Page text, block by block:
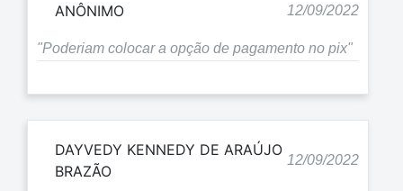
ANÔNIMO 12/09/2022
"Poderiam colocar a opção de pagamento no pix"
DAYVEDY KENNEDY DE ARAÚJO
BRAZÃO
12/09/2022